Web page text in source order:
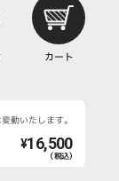
カート
動いたします。
¥16,500
（税込）